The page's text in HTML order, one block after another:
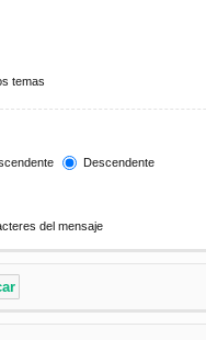
temas
Descendente
del mensaje